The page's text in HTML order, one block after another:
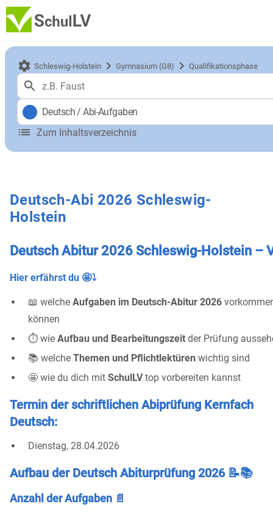
Schleswig-Holstein Gymnasium (G8) Qualifikationsphase
Deutsch/ Abi-Aufgaben
Zum Inhaltsverzeichnis
Deutsch-Abi 2026 Schleswig-
Holstein
Deutsch Abitur 2026 Schleswig-Holstein
Hier erfährst du 🤩⤵️
📖 welche Aufgaben im Deutsch-Abitur 2026
können
⏱️ wie Aufbau und Bearbeitungszeit der Prüfung
📚 welche Themen und Pflichtlektüren wichtig sind
🤩 wie du dich mit SchulLVtop vorbereiten kannst
Termin der schriftlichen Abiprüfung Kernfach
Deutsch:
Dienstag, 28.04.2026
Aufbau der Deutsch Abiturprüfung 2026 📝📚
Anzahl der Aufgaben 📄